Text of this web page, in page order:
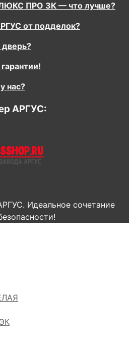
ПРО 3К — что лучше?
от подделок?
нас?
АРГУС:
Идеальное сочетание